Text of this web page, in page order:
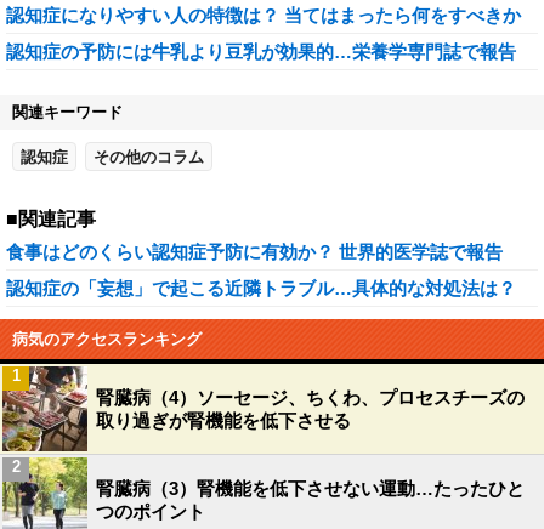
認知症になりやすい人の特徴は？ 当てはまったら何をすべきか
認知症の予防には牛乳より豆乳が効果的…栄養学専門誌で報告
関連キーワード
認知症 その他のコラム
■関連記事
食事はどのくらい認知症予防に有効か？ 世界的医学誌で報告
認知症の「妄想」で起こる近隣トラブル…具体的な対処法は？
病気のアクセスランキング
腎臓病（4）ソーセージ、ちくわ、プロセスチーズの
取り過ぎが腎機能を低下させる
1
腎臓病（3）腎機能を低下させない運動…たったひと
つのポイント
2